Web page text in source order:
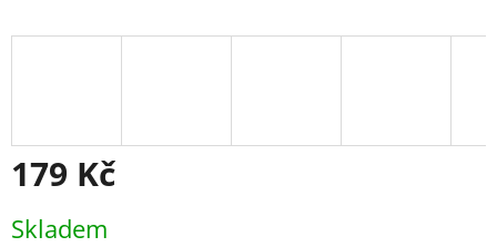
179 Kč
cena:
Skladem